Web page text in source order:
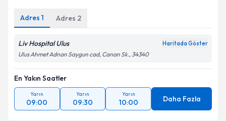
Adres 1 Adres 2
Liv Hospital Ulus Haritada Göster
Ulus Ahmet Adnan Saygun cad, Canan Sk., 34340
En Yakın Saatler
Yarın
09:00
Yarın
09:30
Yarın
10:00 Daha Fazla